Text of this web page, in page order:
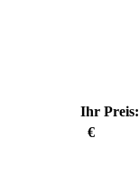
Ihr Preis:
€